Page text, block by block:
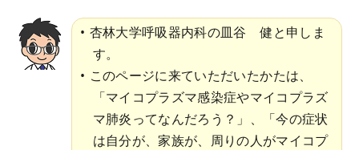
杏林大学呼吸器内科の皿谷 健と申しま
す。
このページに来ていただいたかたは、
「マイコプラズマ感染症やマイコプラズ
マ肺炎ってなんだろう？」、「今の症状
は自分が、家族が、周りの人がマイコプ